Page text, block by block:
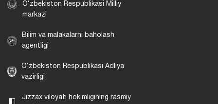
O‘zbekiston Respublikasi Milliy
markazi
Bilim va malakalarni baholash
agentligi
O‘zbekiston Respublikasi Adliya
vazirligi
Jizzax viloyati hokimligining rasmiy